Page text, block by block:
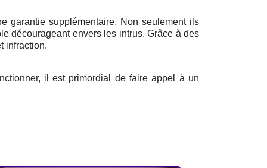
garantie supplémentaire. Non seulement ils
décourageant envers les intrus. Grâce à des
infraction.
il est primordial de faire appel à un